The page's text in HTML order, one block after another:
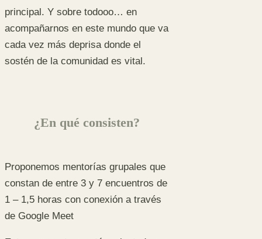
principal. Y sobre todooo… en
acompañarnos en este mundo que va
cada vez más deprisa donde el
sostén de la comunidad es vital.
¿En qué consisten?
Proponemos mentorías grupales que
constan de entre 3 y 7 encuentros de
1 – 1,5 horas con conexión a través
de Google Meet